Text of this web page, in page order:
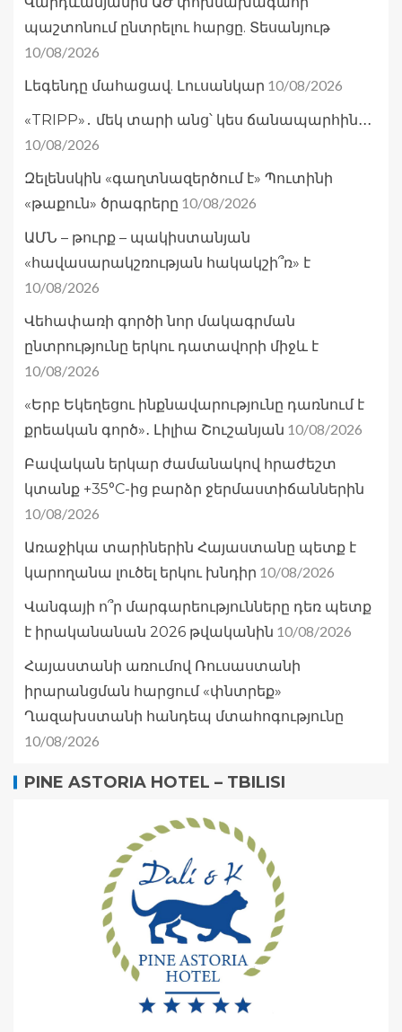
պաշտոնում ընտրելու հարցը. Տեսանյութ
10/08/2026
Լեգենդը մահացավ. Լուսանկար 10/08/2026
«TRIPP»․ մեկ տարի անց՝ կես ճանապարհին․․․
10/08/2026
Զելենսկին «գաղտնազերծում է» Պուտինի
«թաքուն» ծրագրերը 10/08/2026
ԱՄՆ – թուրք – պակիստանյան
«հավասարակշռության հակակշի՞ռ» է
10/08/2026
Վեհափառի գործի նոր մակագրման
ընտրությունը երկու դատավորի միջև է
10/08/2026
«Երբ Եկեղեցու ինքնավարությունը դառնում է
քրեական գործ»․ Լիլիա Շուշանյան 10/08/2026
Բավական երկար ժամանակով հրաժեշտ
կտանք +35°C-ից բարձր ջերմաստիճաններին
10/08/2026
Առաջիկա տարիներին Հայաստանը պետք է
կարողանա լուծել երկու խնդիր 10/08/2026
Վանգայի ո՞ր մարգարեությունները դեռ պետք
է իրականանան 2026 թվականին 10/08/2026
Հայաստանի առումով Ռուսաստանի
իրարանցման հարցում «փնտրեք»
Ղազախստանի հանդեպ մտահոգությունը
10/08/2026
PINE ASTORIA HOTEL – TBILISI